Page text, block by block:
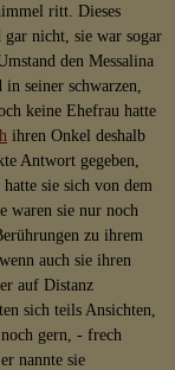
ritt. Dieses
gar nicht, sie war sogar
den Messalina
in seiner schwarzen,
keine Ehefrau hatte
ihren Onkel deshalb
Antwort gegeben,
sie sich von dem
waren sie nur noch
zu ihrem
auch sie ihren
auf Distanz
sich teils Ansichten,
gern, - frech
nannte sie